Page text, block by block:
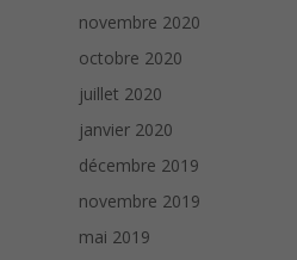
novembre 2020
octobre 2020
juillet 2020
janvier 2020
décembre 2019
novembre 2019
mai 2019